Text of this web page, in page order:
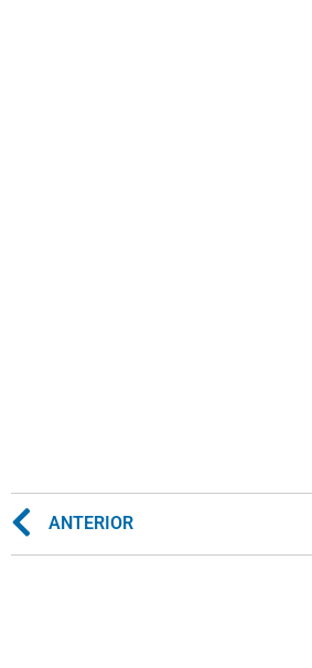
ANTERIOR